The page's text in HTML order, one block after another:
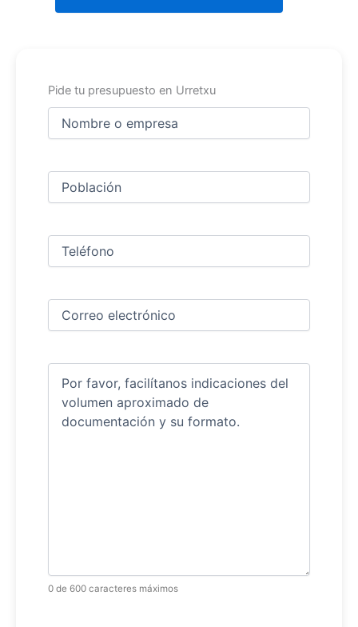
Pide tu presupuesto en Urretxu
Nombre
Ciudad
Teléfono
Correo
electrónico (Obligatorio)
Comentarios
0 de 600 caracteres máximos